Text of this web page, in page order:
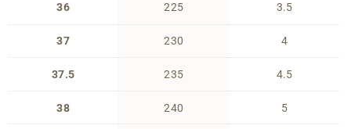
36
37
37.5
38
225
230
235
240
3.5
4
4.5
5